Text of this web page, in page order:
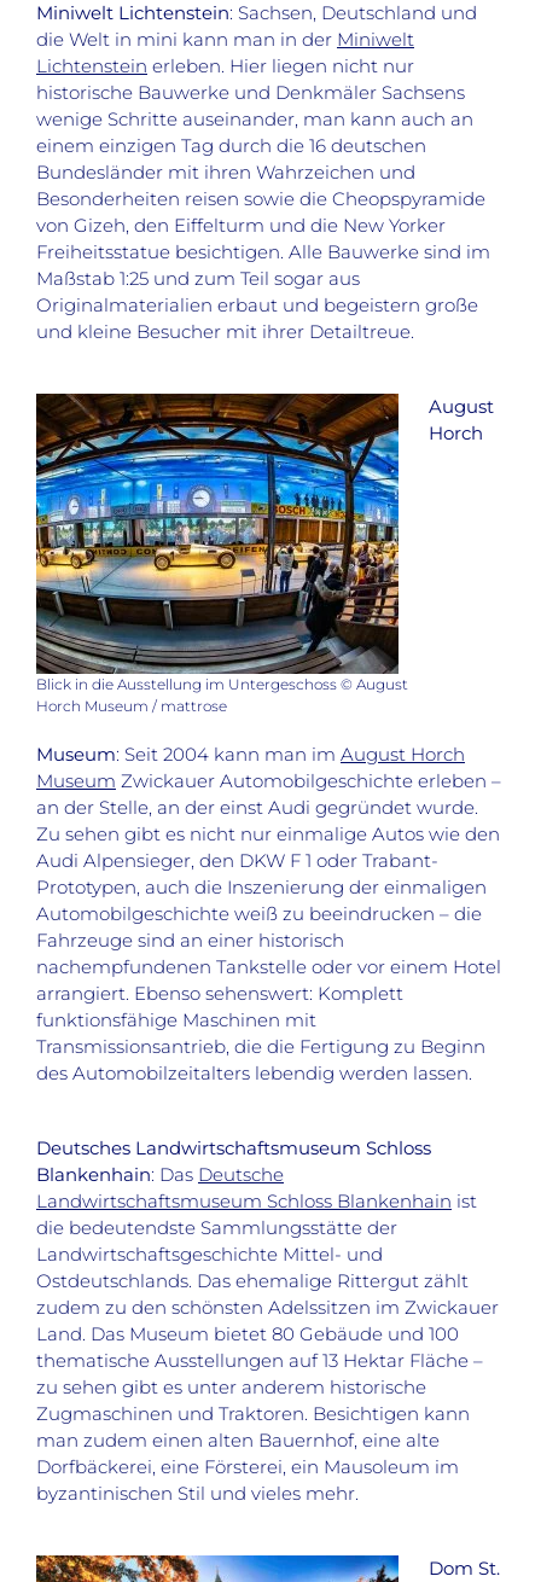
Miniwelt Lichtenstein: Sachsen, Deutschland und
die Welt in mini kann man in der Miniwelt
Lichtenstein erleben. Hier liegen nicht nur
historische Bauwerke und Denkmäler Sachsens
wenige Schritte auseinander, man kann auch an
einem einzigen Tag durch die 16 deutschen
Bundesländer mit ihren Wahrzeichen und
Besonderheiten reisen sowie die Cheopspyramide
von Gizeh, den Eiffelturm und die New Yorker
Freiheitsstatue besichtigen. Alle Bauwerke sind im
Maßstab 1:25 und zum Teil sogar aus
Originalmaterialien erbaut und begeistern große
und kleine Besucher mit ihrer Detailtreue.
Blick in die Ausstellung im Untergeschoss © August
Horch Museum / mattrose
August
Horch
Museum: Seit 2004 kann man im August Horch
Museum Zwickauer Automobilgeschichte erleben –
an der Stelle, an der einst Audi gegründet wurde.
Zu sehen gibt es nicht nur einmalige Autos wie den
Audi Alpensieger, den DKW F 1 oder Trabant-
Prototypen, auch die Inszenierung der einmaligen
Automobilgeschichte weiß zu beeindrucken – die
Fahrzeuge sind an einer historisch
nachempfundenen Tankstelle oder vor einem Hotel
arrangiert. Ebenso sehenswert: Komplett
funktionsfähige Maschinen mit
Transmissionsantrieb, die die Fertigung zu Beginn
des Automobilzeitalters lebendig werden lassen.
Deutsches Landwirtschaftsmuseum Schloss
Blankenhain: Das Deutsche
Landwirtschaftsmuseum Schloss Blankenhain ist
die bedeutendste Sammlungsstätte der
Landwirtschaftsgeschichte Mittel- und
Ostdeutschlands. Das ehemalige Rittergut zählt
zudem zu den schönsten Adelssitzen im Zwickauer
Land. Das Museum bietet 80 Gebäude und 100
thematische Ausstellungen auf 13 Hektar Fläche –
zu sehen gibt es unter anderem historische
Zugmaschinen und Traktoren. Besichtigen kann
man zudem einen alten Bauernhof, eine alte
Dorfbäckerei, eine Försterei, ein Mausoleum im
byzantinischen Stil und vieles mehr.
Dom St.